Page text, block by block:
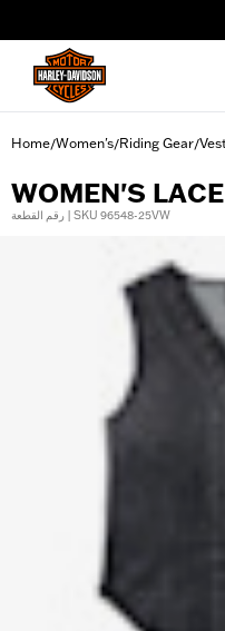
Home/Women's/Riding Gear/
WOMEN'S
رقم القطعة | SKU 96548-25VW